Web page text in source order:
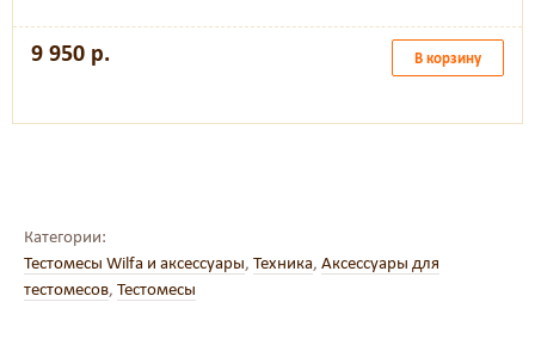
9 950 р. В корзину
Категории:
Тестомесы Wilfa и аксессуары, Техника, Аксессуары для
тестомесов, Тестомесы